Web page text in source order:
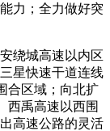
力；全力做好突
绕城高速以内区
星快速干道连线
合区域；向北扩
西禹高速以西围
高速公路的灵活